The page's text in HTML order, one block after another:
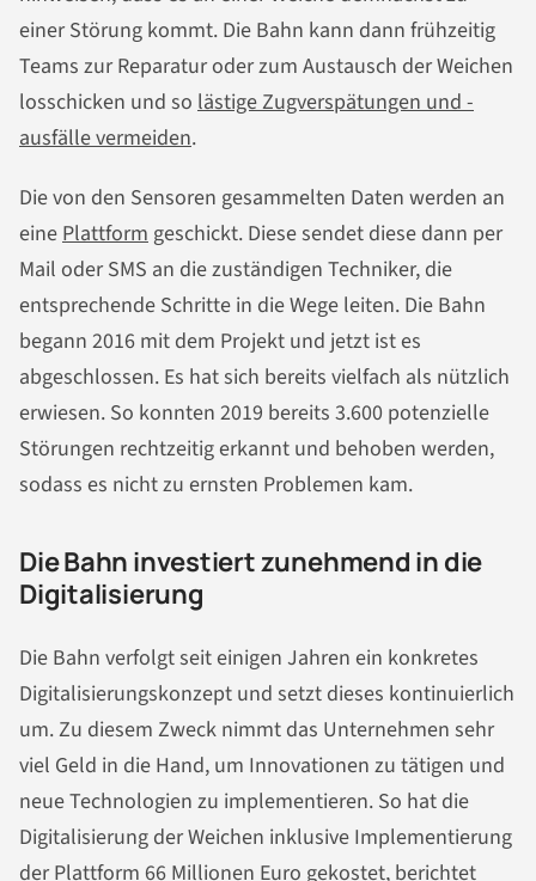
einer Störung kommt. Die Bahn kann dann frühzeitig
Teams zur Reparatur oder zum Austausch der Weichen
losschicken und so lästige Zugverspätungen und -
ausfälle vermeiden.
Die von den Sensoren gesammelten Daten werden an
eine Plattform geschickt. Diese sendet diese dann per
Mail oder SMS an die zuständigen Techniker, die
entsprechende Schritte in die Wege leiten. Die Bahn
begann 2016 mit dem Projekt und jetzt ist es
abgeschlossen. Es hat sich bereits vielfach als nützlich
erwiesen. So konnten 2019 bereits 3.600 potenzielle
Störungen rechtzeitig erkannt und behoben werden,
sodass es nicht zu ernsten Problemen kam.
Die Bahn investiert zunehmend in die
Digitalisierung
Die Bahn verfolgt seit einigen Jahren ein konkretes
Digitalisierungskonzept und setzt dieses kontinuierlich
um. Zu diesem Zweck nimmt das Unternehmen sehr
viel Geld in die Hand, um Innovationen zu tätigen und
neue Technologien zu implementieren. So hat die
Digitalisierung der Weichen inklusive Implementierung
der Plattform 66 Millionen Euro gekostet, berichtet